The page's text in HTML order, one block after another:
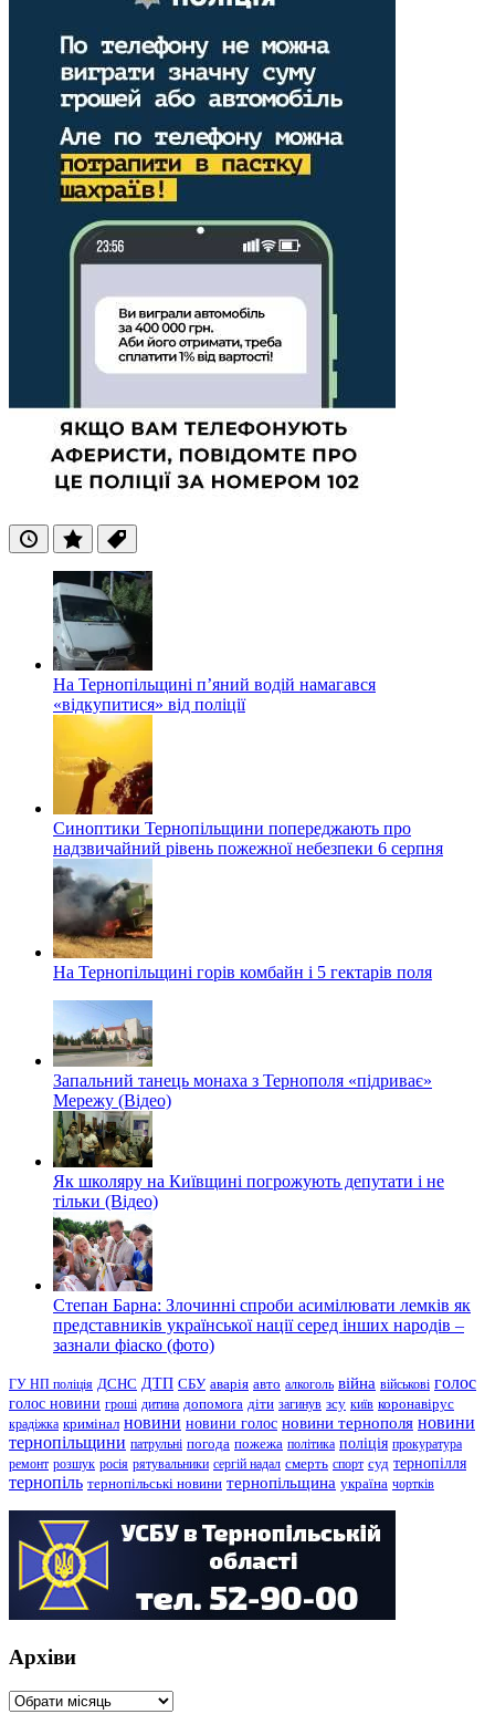
ОстанніПопулярні
Теги
На Тернопільщині п’яний водій намагався
«відкупитися» від поліції
Синоптики Тернопільщини попереджають про
надзвичайний рівень пожежної небезпеки 6 серпня
На Тернопільщині горів комбайн і 5 гектарів поля
Запальний танець монаха з Тернополя «підриває»
Мережу (Відео)
Як школяру на Київщині погрожують депутати і не
тільки (Відео)
Степан Барна: Злочинні спроби асимілювати лемків як
представників української нації серед інших народів –
зазнали фіаско (фото)
ГУ НП поліція ДСНС ДТП СБУ аварія авто алкоголь війна військові голос
голос новини гроші дитина допомога діти загинув зсу київ коронавірус
крадіжка кримінал новини новини голос новини тернополя новини
тернопільщини патрульні погода пожежа політика поліція прокуратура
ремонт розшук росія рятувальники сергій надал смерть спорт суд тернопілля
тернопіль тернопільські новини тернопільщина україна чортків
Архіви
Архіви